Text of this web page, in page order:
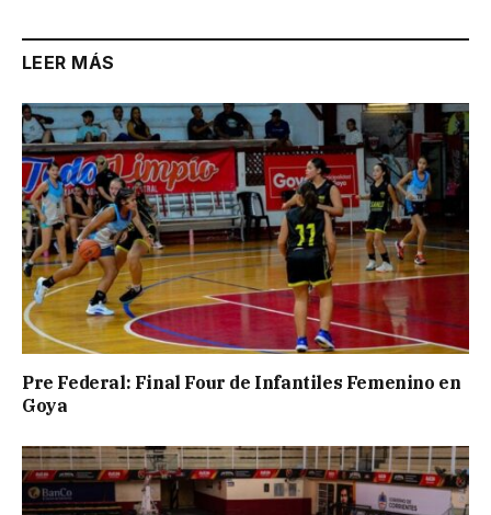
LEER MÁS
Pre Federal: Final Four de Infantiles Femenino en
Goya